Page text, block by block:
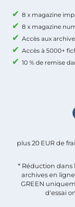
8 x magazine
8 x magazine
Accès aux
Accès à 5000+
10 % de remise
plus 20 EUR de
* Réduction dans
archives en
GREEN
d'essai